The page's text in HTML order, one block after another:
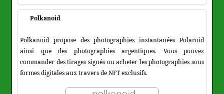
Polkanoid
Polkanoid propose des photographies instantanées Polaroid
ainsi que des photographies argentiques. Vous pouvez
commander des tirages signés ou acheter les photographies sous
formes digitales aux travers de NFT exclusifs.